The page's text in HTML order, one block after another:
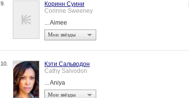
9.
Коринн Суини
Corinne Sweeney
... Aimee
Мои звёзды
10.
Кэти Сальводон
Cathy Salvodon
... Aniya
Мои звёзды